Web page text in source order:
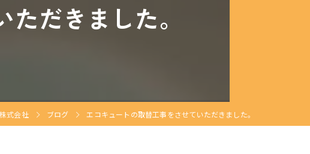
エアコン
だきました。
式会社 ブログ エコキュートの取替工事をさせていただきました。